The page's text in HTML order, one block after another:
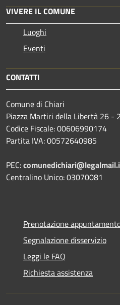
VIVERE IL COMUNE
Luoghi
Eventi
CONTATTI
Comune di Chiari
Piazza Martiri della Libertà 26 -
Codice Fiscale: 00606990174
Partita IVA: 00572640985
PEC:
Centralino Unico: 03070081
Prenotazione
Segnalazione disservizio
Leggi le FAQ
Richiesta assistenza